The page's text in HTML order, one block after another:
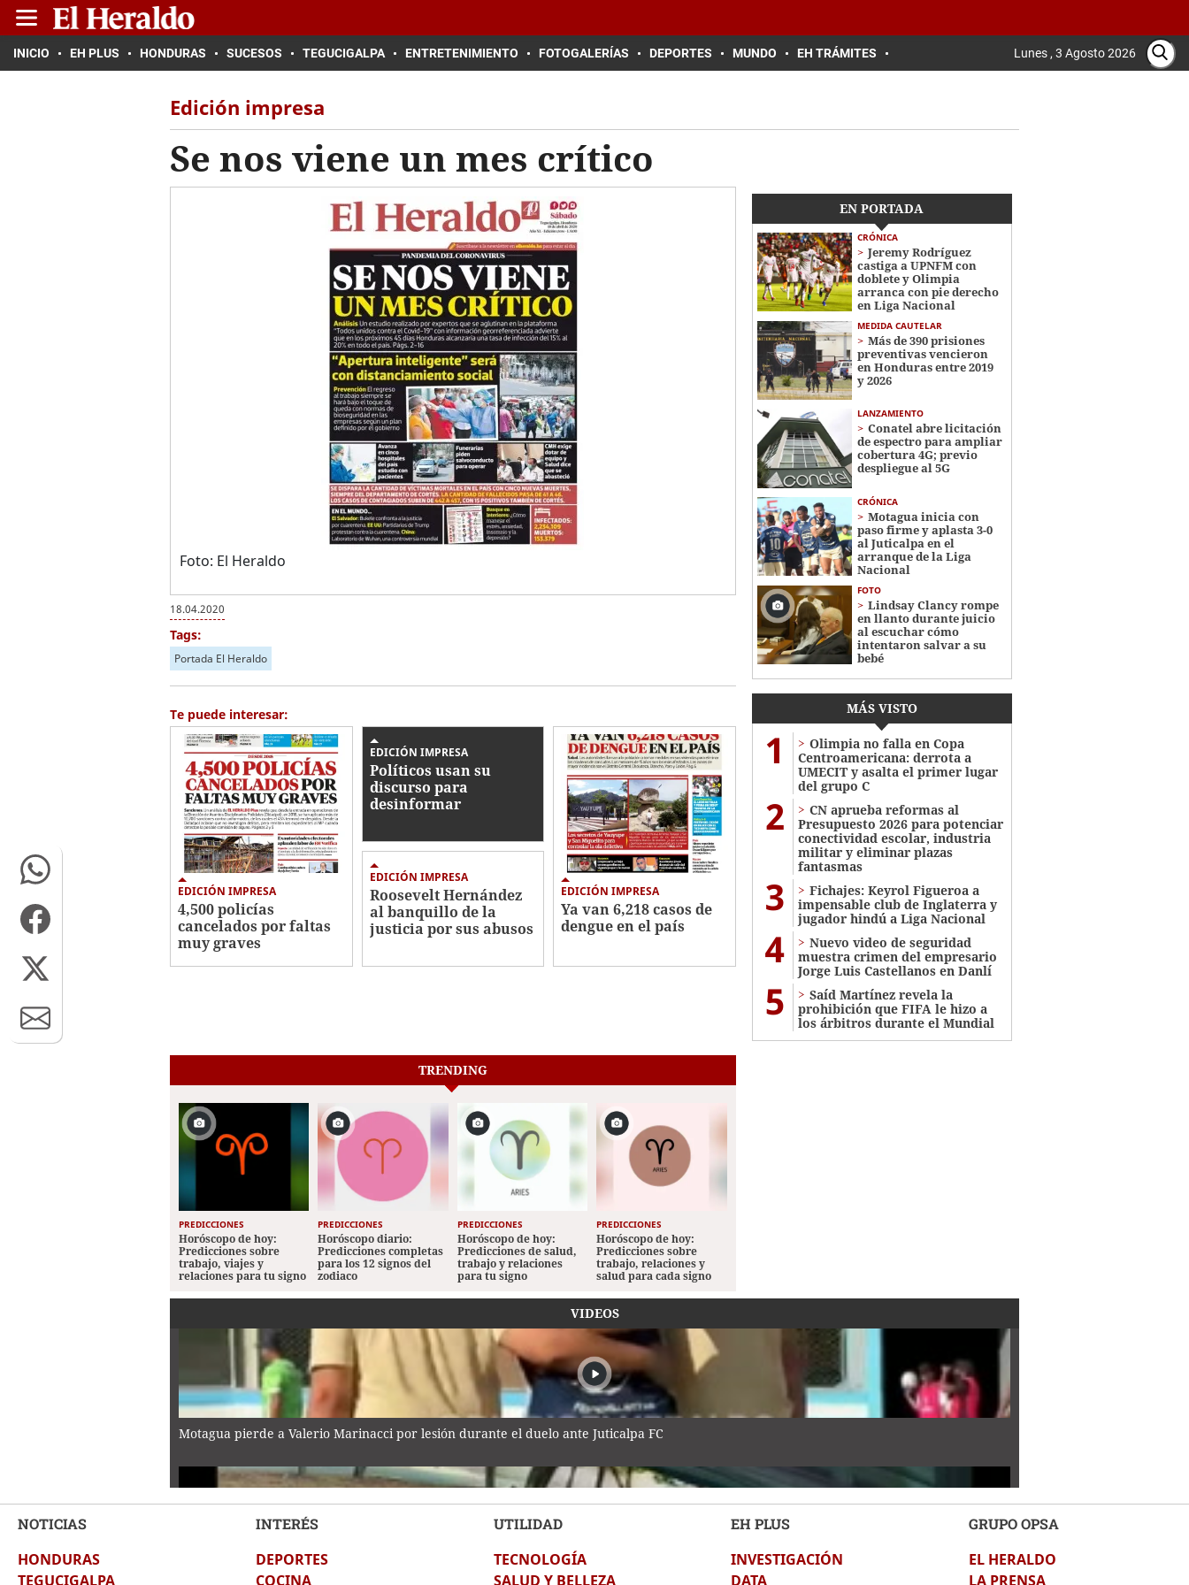
INICIO EH PLUS HONDURAS SUCESOS TEGUCIGALPA ENTRETENIMIENTO FOTOGALERÍAS DEPORTES MUNDO EH TRÁMITES Lunes , 3 Agosto 2026
Edición impresa
Se nos viene un mes crítico
Foto: El Heraldo
18.04.2020
Tags:
Portada El Heraldo
Te puede interesar:
EDICIÓN IMPRESA
4,500 policías
cancelados por faltas
muy graves
EDICIÓN IMPRESA
Políticos usan su
discurso para
desinformar
EDICIÓN IMPRESA
Roosevelt Hernández
al banquillo de la
justicia por sus abusos
EDICIÓN IMPRESA
Ya van 6,218 casos de
dengue en el país
EN PORTADA
CRÓNICA
Jeremy Rodríguez
castiga a UPNFM con
doblete y Olimpia
arranca con pie derecho
en Liga Nacional
MEDIDA CAUTELAR
Más de 390 prisiones
preventivas vencieron
en Honduras entre 2019
y 2026
LANZAMIENTO
Conatel abre licitación
de espectro para ampliar
cobertura 4G; previo
despliegue al 5G
CRÓNICA
Motagua inicia con
paso firme y aplasta 3-0
al Juticalpa en el
arranque de la Liga
Nacional
FOTO
Lindsay Clancy rompe
en llanto durante juicio
al escuchar cómo
intentaron salvar a su
bebé
MÁS VISTO
1
Olimpia no falla en Copa
Centroamericana: derrota a
UMECIT y asalta el primer lugar
del grupo C
2
CN aprueba reformas al
Presupuesto 2026 para potenciar
conectividad escolar, industria
militar y eliminar plazas
fantasmas
3
Fichajes: Keyrol Figueroa a
impensable club de Inglaterra y
jugador hindú a Liga Nacional
4
Nuevo video de seguridad
muestra crimen del empresario
Jorge Luis Castellanos en Danlí
5
Saíd Martínez revela la
prohibición que FIFA le hizo a
los árbitros durante el Mundial
TRENDING
PREDICCIONES
Horóscopo de hoy:
Predicciones sobre
trabajo, viajes y
relaciones para tu signo
PREDICCIONES
Horóscopo diario:
Predicciones completas
para los 12 signos del
zodiaco
PREDICCIONES
Horóscopo de hoy:
Predicciones de salud,
trabajo y relaciones
para tu signo
PREDICCIONES
Horóscopo de hoy:
Predicciones sobre
trabajo, relaciones y
salud para cada signo
VIDEOS
Motagua pierde a Valerio Marinacci por lesión durante el duelo ante Juticalpa FC
Captan a conductor a alta velocidad antes de estrellarse en una casa en SPS
NOTICIAS
HONDURAS
TEGUCIGALPA
INTERÉS
DEPORTES
COCINA
UTILIDAD
TECNOLOGÍA
SALUD Y BELLEZA
EH PLUS
INVESTIGACIÓN
DATA
GRUPO OPSA
EL HERALDO
LA PRENSA